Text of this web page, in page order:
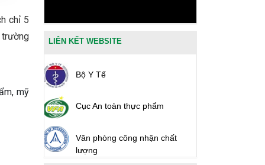
chỉ 5
trường
mỹ
LIÊN KẾT WEBSITE
Bộ Y Tế
Cục An toàn thực phẩm
Văn phòng công nhận chất
lượng